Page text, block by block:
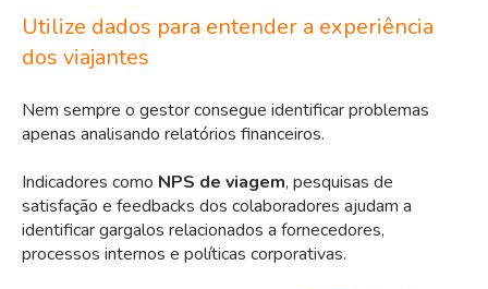
Utilize dados para entender a experiência
dos viajantes
Nem sempre o gestor consegue identificar problemas
apenas analisando relatórios financeiros.
Indicadores como NPS de viagem, pesquisas de
satisfação e feedbacks dos colaboradores ajudam a
identificar gargalos relacionados a fornecedores,
processos internos e políticas corporativas.